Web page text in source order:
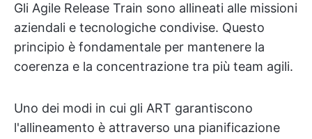
Gli Agile Release Train sono allineati alle missioni
aziendali e tecnologiche condivise. Questo
principio è fondamentale per mantenere la
coerenza e la concentrazione tra più team agili.
Uno dei modi in cui gli ART garantiscono
l'allineamento è attraverso una pianificazione